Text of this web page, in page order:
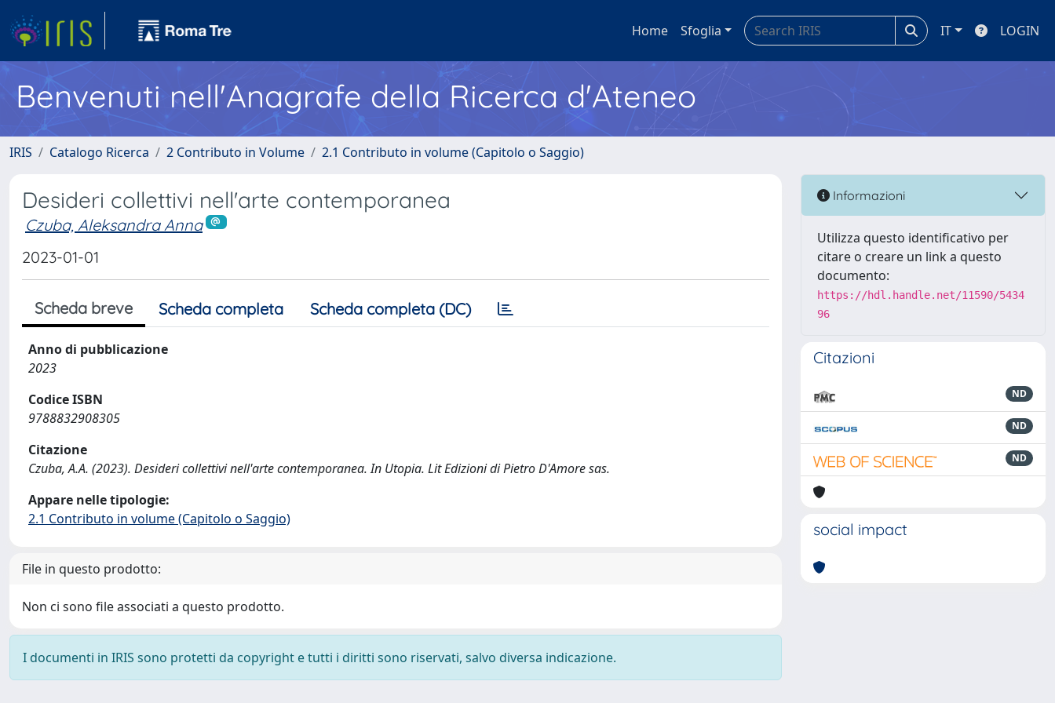
Home Sfoglia IT LOGIN
Benvenuti nell'Anagrafe della Ricerca d'Ateneo
IRIS Catalogo Ricerca 2 Contributo in Volume 2.1 Contributo in volume (Capitolo o Saggio)
Desideri collettivi nell'arte contemporanea
Czuba, Aleksandra Anna
2023-01-01
Scheda breve Scheda completa Scheda completa (DC)
Anno di pubblicazione
2023
Codice ISBN
9788832908305
Citazione
Czuba, A.A. (2023). Desideri collettivi nell'arte contemporanea. In Utopia. Lit Edizioni di Pietro D'Amore sas.
Appare nelle tipologie:
2.1 Contributo in volume (Capitolo o Saggio)
File in questo prodotto:
Non ci sono file associati a questo prodotto.
I documenti in IRIS sono protetti da copyright e tutti i diritti sono riservati, salvo diversa indicazione.
Informazioni
Utilizza questo identificativo per
citare o creare un link a questo
documento:
https://hdl.handle.net/11590/5434
96
Citazioni
ND
ND
ND
social impact